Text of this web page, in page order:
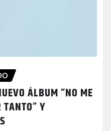
ÁLBUM “NO ME
TANTO” Y